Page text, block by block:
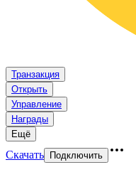
Транзакция
Открыть
Управление
Награды
Ещё
Скачать Подключить